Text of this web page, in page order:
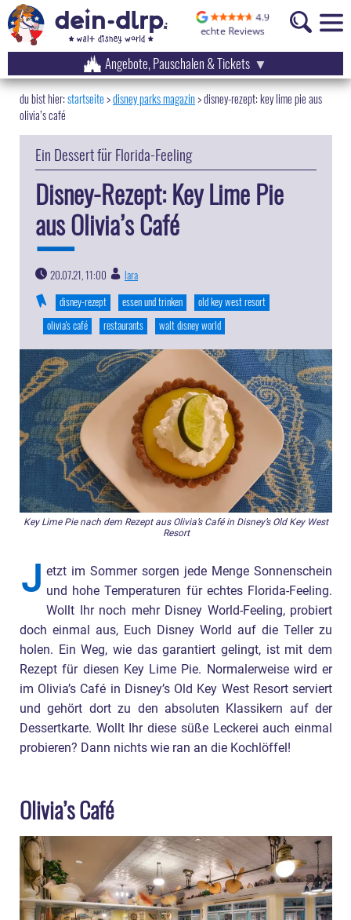
Angebote, Pauschalen & Tickets
startseite disney parks magazin>disney-rezept: key lime pie aus
olivia’s café
Ein Dessert für Florida-Feeling
Disney-Rezept: Key Lime Pie
aus Olivia’s Café
20.07.21, 11:00
lara
disney-rezept
essen und trinken
old key west resort
olivia's café
restaurants walt disney world
Key Lime Pie nach dem Rezept aus Olivia’s Café in Disney’s Old Key West
Resort
J etzt im Sommer sorgen jede Menge Sonnenschein
und hohe Temperaturen für echtes Florida-Feeling.
Wollt Ihr noch mehr Disney World-Feeling, probiert
doch einmal aus, Euch Disney World auf die Teller zu
holen. Ein Weg, wie das garantiert gelingt, ist mit dem
Rezept für diesen Key Lime Pie. Normalerweise wird er
im Olivia’s Café in Disney’s Old Key West Resort serviert
und gehört dort zu den absoluten Klassikern auf der
Dessertkarte. Wollt Ihr diese süße Leckerei auch einmal
probieren? Dann nichts wie ran an die Kochlöffel!
Olivia’s Café